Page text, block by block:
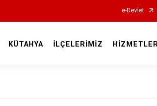
e-Devlet
KÜTAHYA İLÇELERİMİZ